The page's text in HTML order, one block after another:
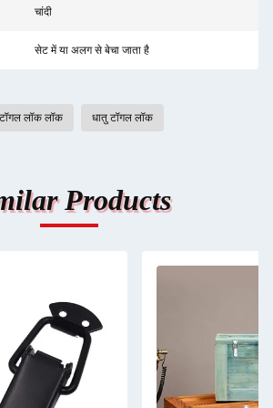
चांदी
सेट में या अलग से बेचा जाता है
टॉगल लॉक लॉक धातु टॉगल लॉक
Products